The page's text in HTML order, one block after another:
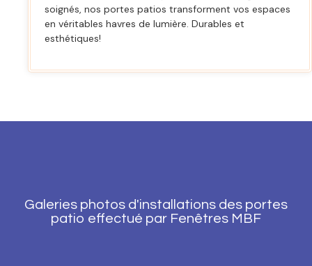
soignés, nos portes patios transforment vos espaces
en véritables havres de lumière. Durables et
esthétiques!
Galeries photos d'installations des portes
patio effectué par Fenêtres MBF